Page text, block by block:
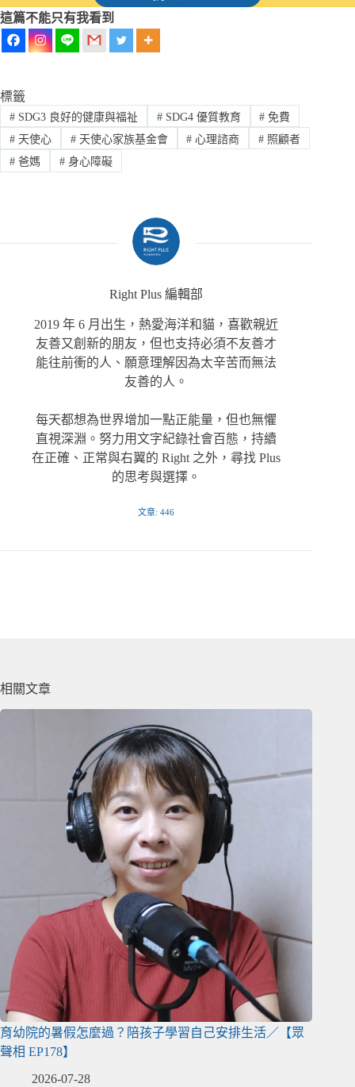
這篇不能只有我看到
標籤
#SDG3 良好的健康與福祉 #SDG4 優質教育 # 免費
#天使心 #天使心家族基金會 # 心理諮商 # 照顧者
#爸媽 #身心障礙
Right Plus 編輯部
2019 年 6 月出生，熱愛海洋和貓，喜歡親近
友善又創新的朋友，但也支持必須不友善才
能往前衝的人、願意理解因為太辛苦而無法
友善的人。
每天都想為世界增加一點正能量，但也無懼
直視深淵。努力用文字紀錄社會百態，持續
在正確、正常與右翼的 Right 之外，尋找 Plus
的思考與選擇。
文章: 446
相關文章
育幼院的暑假怎麼過？陪孩子學習自己安排生活／【眾
聲相 EP178】
2026-07-28